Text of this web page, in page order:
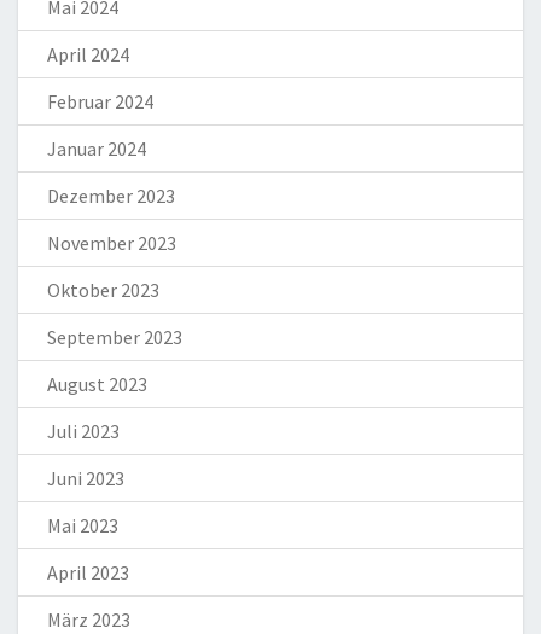
Mai 2024
April 2024
Februar 2024
Januar 2024
Dezember 2023
November 2023
Oktober 2023
September 2023
August 2023
Juli 2023
Juni 2023
Mai 2023
April 2023
März 2023